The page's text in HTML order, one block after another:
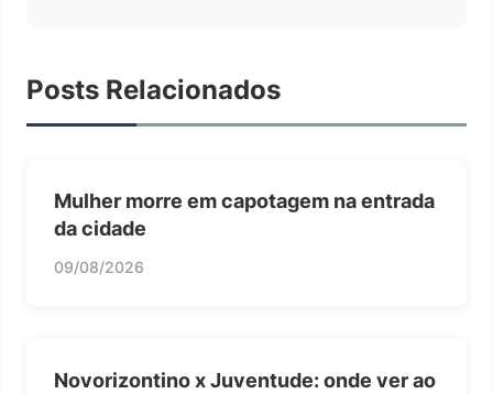
Posts Relacionados
Mulher morre em capotagem na entrada
da cidade
09/08/2026
Novorizontino x Juventude: onde ver ao